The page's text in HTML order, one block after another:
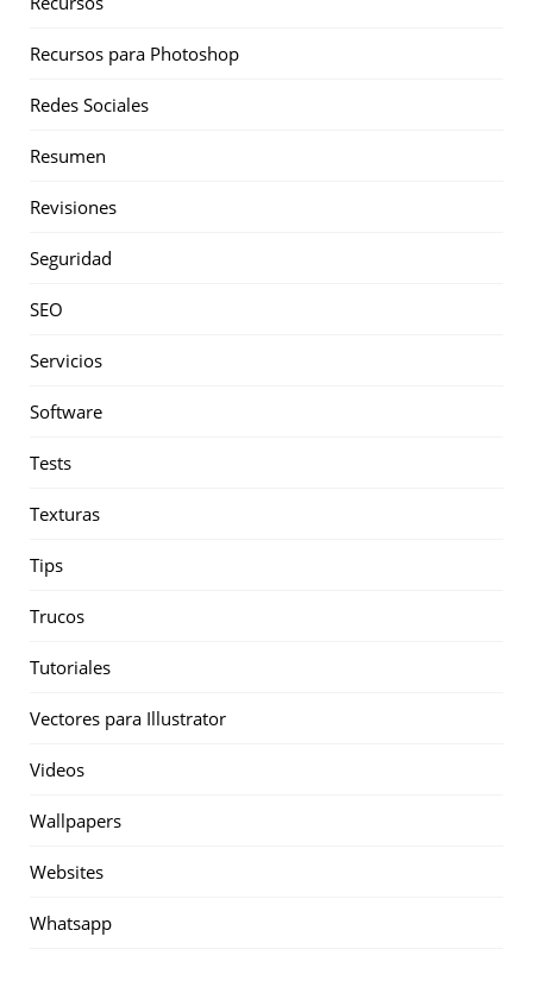
Recursos para Photoshop
Redes Sociales
Resumen
Revisiones
Seguridad
SEO
Servicios
Software
Tests
Texturas
Tips
Trucos
Tutoriales
Vectores para Illustrator
Videos
Wallpapers
Websites
Whatsapp